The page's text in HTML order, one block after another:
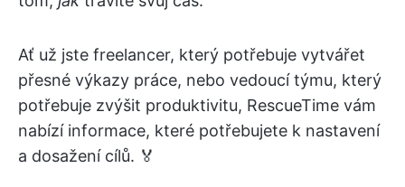
Ať už jste freelancer, který potřebuje vytvářet
přesné výkazy práce, nebo vedoucí týmu, který
potřebuje zvýšit produktivitu, RescueTime vám
nabízí informace, které potřebujete k nastavení
a dosažení cílů. 🏅